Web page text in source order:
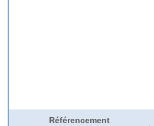
Référencement